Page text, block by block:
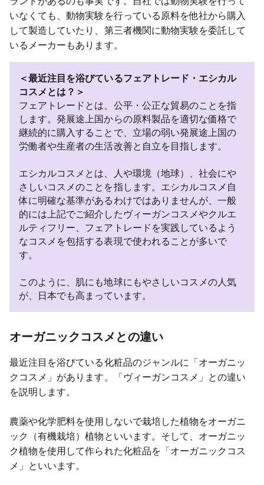
いなくても、動物実験を行っている原料を他社から購入
して製造していたり、第三者機関に動物実験を委託して
いるメーカーもあります。
＜最近注目を浴びているフェアトレード・エシカル
コスメとは？＞
フェアトレードとは、公平・公正な貿易のことを指
します。発展途上国からの原料製品を適切な価格で
継続的に購入することで、立場の弱い発展途上国の
労働者や生産者の生活改善と自立を目指します。
エシカルコスメとは、人や環境（地球）、社会にや
さしいコスメのことを指します。エシカルコスメ自
体に明確な基準があるわけではありませんが、一般
的には上記でご紹介したヴィーガンコスメやクルエ
ルティフリー、フェアトレードを実践しているよう
なコスメを包括する表現で使われることが多いで
す。
このように、肌にも地球にもやさしいコスメの人気
が、日本でも高まっています。
オーガニックコスメとの違い
最近注目を浴びている化粧品のジャンルに「オーガニッ
クコスメ」があります。「ヴィーガンコスメ」との違い
を説明します。
農薬や化学肥料を使用しないで栽培した植物をオーガニ
ック（有機栽培）植物といいます。そして、オーガニッ
ク植物を使用して作られた化粧品を「オーガニックコス
メ」といいます。